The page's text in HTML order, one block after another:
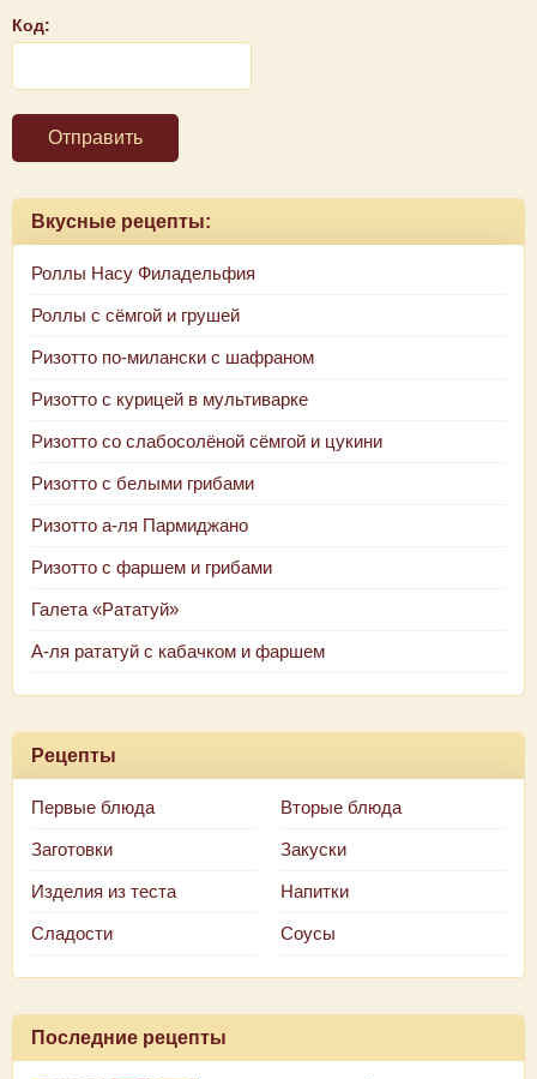
Код:
Отправить
Вкусные рецепты:
Роллы Насу Филадельфия
Роллы с сёмгой и грушей
Ризотто по-милански с шафраном
Ризотто с курицей в мультиварке
Ризотто со слабосолёной сёмгой и цукини
Ризотто с белыми грибами
Ризотто а-ля Пармиджано
Ризотто с фаршем и грибами
Галета «Рататуй»
А-ля рататуй с кабачком и фаршем
Рецепты
Первые блюда Вторые блюда
Заготовки Закуски
Изделия из теста Напитки
Сладости Соусы
Последние рецепты